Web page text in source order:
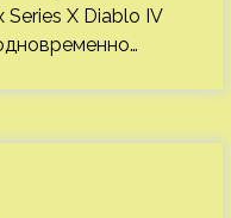
X Diablo IV